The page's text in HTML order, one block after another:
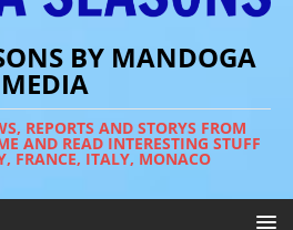
BY MANDOGA
MEDIA
REPORTS AND STORYS FROM
AND READ INTERESTING STUFF
FRANCE, ITALY, MONACO